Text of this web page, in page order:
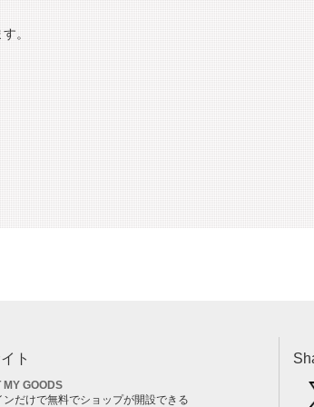
。
ト
MY GOODS
ンだけで無料でショップが開設できる